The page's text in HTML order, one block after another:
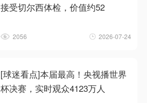
接受切尔西体检，价值约52
2056 2026-07-24
[球迷看点]本届最高！央视播世界
杯决赛，实时观众4123万人